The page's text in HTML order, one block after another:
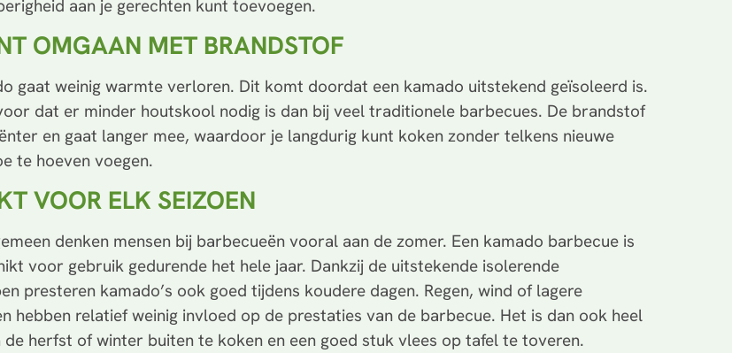
aan je gerechten kunt toevoegen.
OMGAAN MET BRANDSTOF
gaat weinig warmte verloren. Dit komt doordat een kamado uitstekend geïsoleerd is.
dat er minder houtskool nodig is dan bij veel traditionele barbecues. De brandstof
en gaat langer mee, waardoor je langdurig kunt koken zonder telkens nieuwe
te hoeven voegen.
VOOR ELK SEIZOEN
denken mensen bij barbecueën vooral aan de zomer. Een kamado barbecue is
voor gebruik gedurende het hele jaar. Dankzij de uitstekende isolerende
presteren kamado’s ook goed tijdens koudere dagen. Regen, wind of lagere
hebben relatief weinig invloed op de prestaties van de barbecue. Het is dan ook heel
herfst of winter buiten te koken en een goed stuk vlees op tafel te toveren.